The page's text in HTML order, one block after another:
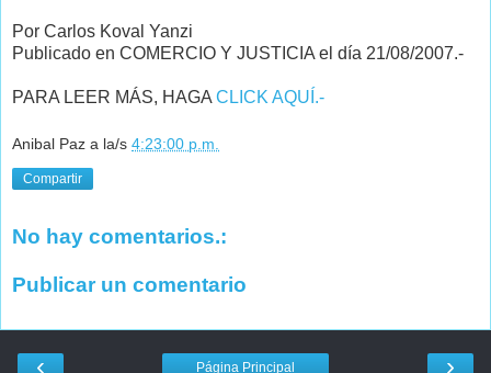
Por Carlos Koval Yanzi
Publicado en COMERCIO Y JUSTICIA el día 21/08/2007.-
PARA LEER MÁS, HAGA CLICK AQUÍ.-
Anibal Paz a la/s 4:23:00 p.m.
Compartir
No hay comentarios.:
Publicar un comentario
‹ ›
Página Principal